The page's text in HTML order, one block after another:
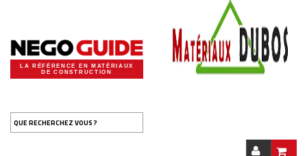
LA RÉFÉRENCE EN MATÉRIAUX
DE CONSTRUCTION
QUE RECHERCHEZ VOUS ?